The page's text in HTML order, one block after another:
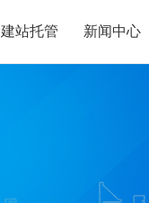
建站托管 新闻中心